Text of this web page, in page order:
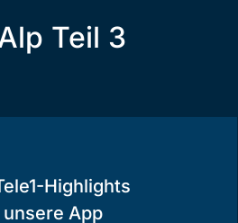
Teil 3
Highlights
App